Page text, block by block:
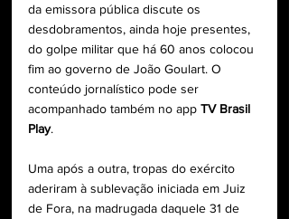
da emissora pública discute os
desdobramentos, ainda hoje presentes,
do golpe militar que há 60 anos colocou
fim ao governo de João Goulart. O
conteúdo jornalístico pode ser
acompanhado também no app TV Brasil
Play.
Uma após a outra, tropas do exército
aderiram à sublevação iniciada em Juiz
de Fora, na madrugada daquele 31 de